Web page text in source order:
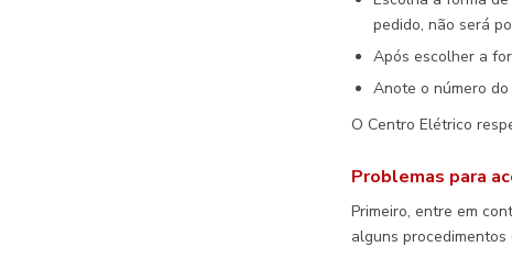
pedido, não será
Após escolher a
Anote o número
O Centro Elétrico
Problemas para
Primeiro, entre em
alguns